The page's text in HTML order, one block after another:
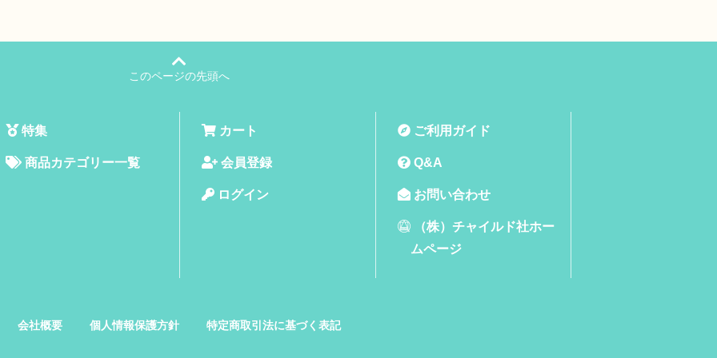
このページの先頭へ
特集
商品カテゴリー一覧
カート
会員登録
ログイン
ご利用ガイド
Q&A
お問い合わせ
（株）チャイルド社ホー
ムページ
会社概要 個人情報保護方針 特定商取引法に基づく表記